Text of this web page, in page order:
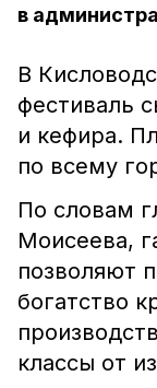
в
В
фестиваль
и кефира.
по всему
По словам
Моисеева,
позволяют
богатство
классы от